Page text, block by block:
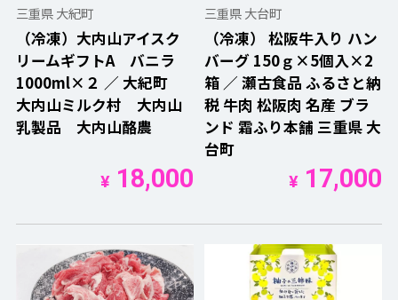
三重県 大紀町
（冷凍）大内山アイスク
リームギフトA バニラ
1000ml×２ ／ 大紀町
大内山ミルク村 大内山
乳製品 大内山酪農
¥18,000
三重県 大台町
（冷凍） 松阪牛入り ハン
バーグ 150ｇ×5個入×2
箱 ／ 瀬古食品 ふるさと納
税 牛肉 松阪肉 名産 ブラ
ンド 霜ふり本舗 三重県 大
台町
¥17,000